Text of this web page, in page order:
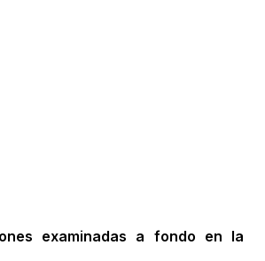
examinadas a fondo en la